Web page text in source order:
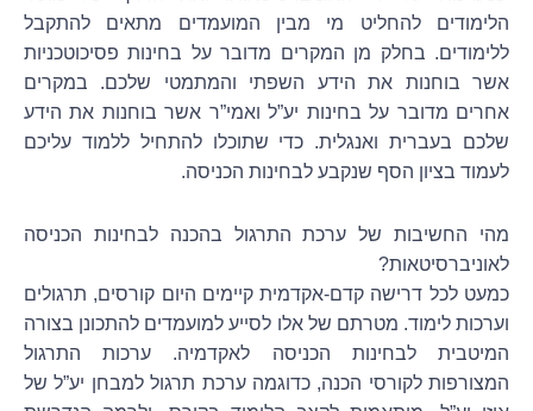
הלימודים להחליט מי מבין המועמדים מתאים להתקבל
ללימודים. בחלק מן המקרים מדובר על בחינות פסיכוטכניות
אשר בוחנות את הידע השפתי והמתמטי שלכם. במקרים
אחרים מדובר על בחינות יע”ל ואמי”ר אשר בוחנות את הידע
שלכם בעברית ואנגלית. כדי שתוכלו להתחיל ללמוד עליכם
לעמוד בציון הסף שנקבע לבחינות הכניסה.
מהי החשיבות של ערכת התרגול בהכנה לבחינות הכניסה
לאוניברסיטאות?
כמעט לכל דרישה קדם-אקדמית קיימים היום קורסים, תרגולים
וערכות לימוד. מטרתם של אלו לסייע למועמדים להתכונן בצורה
המיטבית לבחינות הכניסה לאקדמיה. ערכות התרגול
המצורפות לקורסי הכנה, כדוגמה ערכת תרגול למבחן יע”ל של